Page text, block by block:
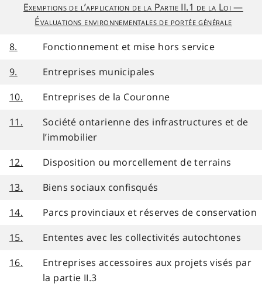
Exemptions de l’application de la Partie II.1 de la Loi —
Évaluations environnementales de portée générale
8.
Fonctionnement et mise hors service
9.
Entreprises municipales
10.
Entreprises de la Couronne
11.
Société ontarienne des infrastructures et de
l’immobilier
12.
Disposition ou morcellement de terrains
13.
Biens sociaux confisqués
14.
Parcs provinciaux et réserves de conservation
15.
Ententes avec les collectivités autochtones
16.
Entreprises accessoires aux projets visés par
la partie II.3